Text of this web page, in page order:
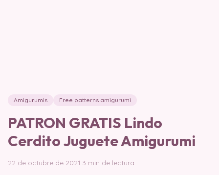
Amigurumis Free patterns amigurumi
PATRON GRATIS Lindo
Cerdito Juguete Amigurumi
22 de octubre de 2021·3 min de lectura